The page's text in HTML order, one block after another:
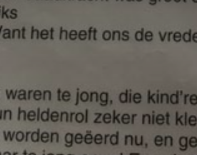
LIDMAATSCHAP
CONTACT